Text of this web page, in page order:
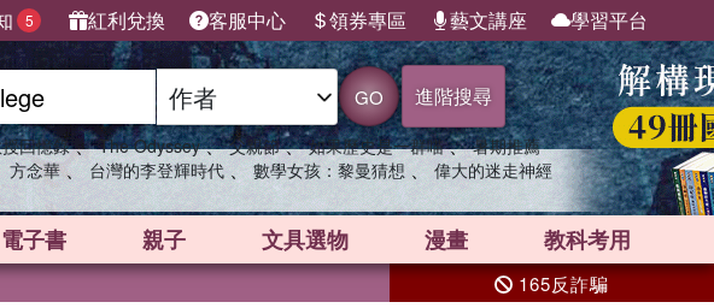
5 紅利兌換 客服中心 領券專區 藝文講座 學習平台
GO 進階搜尋
回憶錄 、 The Odyssey 、 父親節 、 如果歷史是一群喵 、 暑期推薦
方念華 、 台灣的李登輝時代 、 數學女孩：黎曼猜想 、 偉大的迷走神經
電子書 親子 文具選物 漫畫 教科考用
165反詐騙